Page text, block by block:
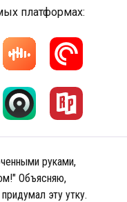
платформах:
руками,
Объясняю,
эту утку.